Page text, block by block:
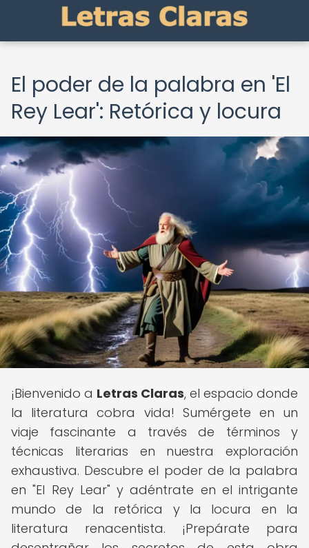
El poder de la palabra en 'El
Rey Lear': Retórica y locura
¡Bienvenido a Letras Claras, el espacio donde
la literatura cobra vida! Sumérgete en un
viaje fascinante a través de términos y
técnicas literarias en nuestra exploración
exhaustiva. Descubre el poder de la palabra
en "El Rey Lear" y adéntrate en el intrigante
mundo de la retórica y la locura en la
literatura renacentista. ¡Prepárate para